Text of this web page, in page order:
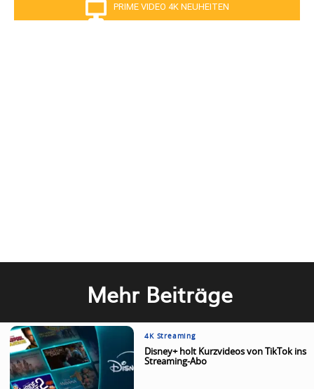
PRIME VIDEO 4K NEUHEITEN
Mehr Beiträge
4K Streaming
Disney+ holt Kurzvideos von TikTok ins
Streaming-Abo